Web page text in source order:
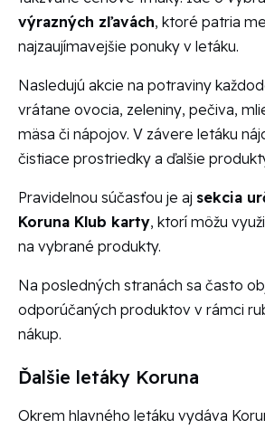
výrazných zľavách, ktoré patria
najzaujímavejšie ponuky v letáku.
Nasledujú akcie na potraviny
vrátane ovocia, zeleniny, pečiva,
mäsa či nápojov. V závere letáku
čistiace prostriedky a ďalšie
Pravidelnou súčasťou je aj sekcia
Koruna Klub karty, ktorí môžu
na vybrané produkty.
Na posledných stranách sa často
odporúčaných produktov v rámci
nákup.
Ďalšie letáky Koruna
Okrem hlavného letáku vydáva